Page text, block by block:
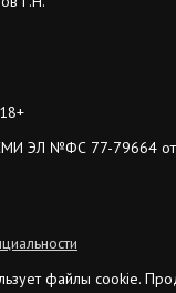
ЭЛ №ФС 77-79664 от
файлы cookie.